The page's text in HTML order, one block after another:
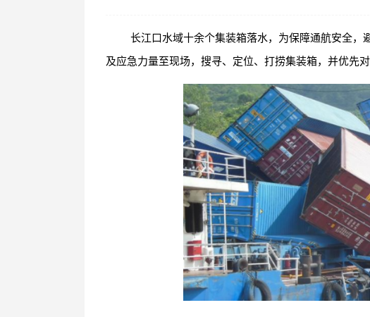
长江口水域十余个集装箱落水，为保障通航安全
及应急力量至现场，搜寻、定位、打捞集装箱，并优先